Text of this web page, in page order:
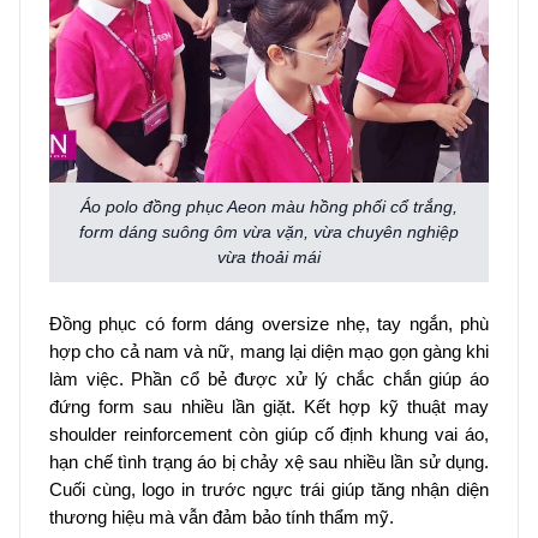
Áo polo đồng phục Aeon màu hồng phối cổ trắng,
form dáng suông ôm vừa vặn, vừa chuyên nghiệp
vừa thoải mái
Đồng phục có form dáng oversize nhẹ, tay ngắn, phù
hợp cho cả nam và nữ, mang lại diện mạo gọn gàng khi
làm việc. Phần cổ bẻ được xử lý chắc chắn giúp áo
đứng form sau nhiều lần giặt. Kết hợp kỹ thuật may
shoulder reinforcement còn giúp cố định khung vai áo,
hạn chế tình trạng áo bị chảy xệ sau nhiều lần sử dụng.
Cuối cùng, logo in trước ngực trái giúp tăng nhận diện
thương hiệu mà vẫn đảm bảo tính thẩm mỹ.